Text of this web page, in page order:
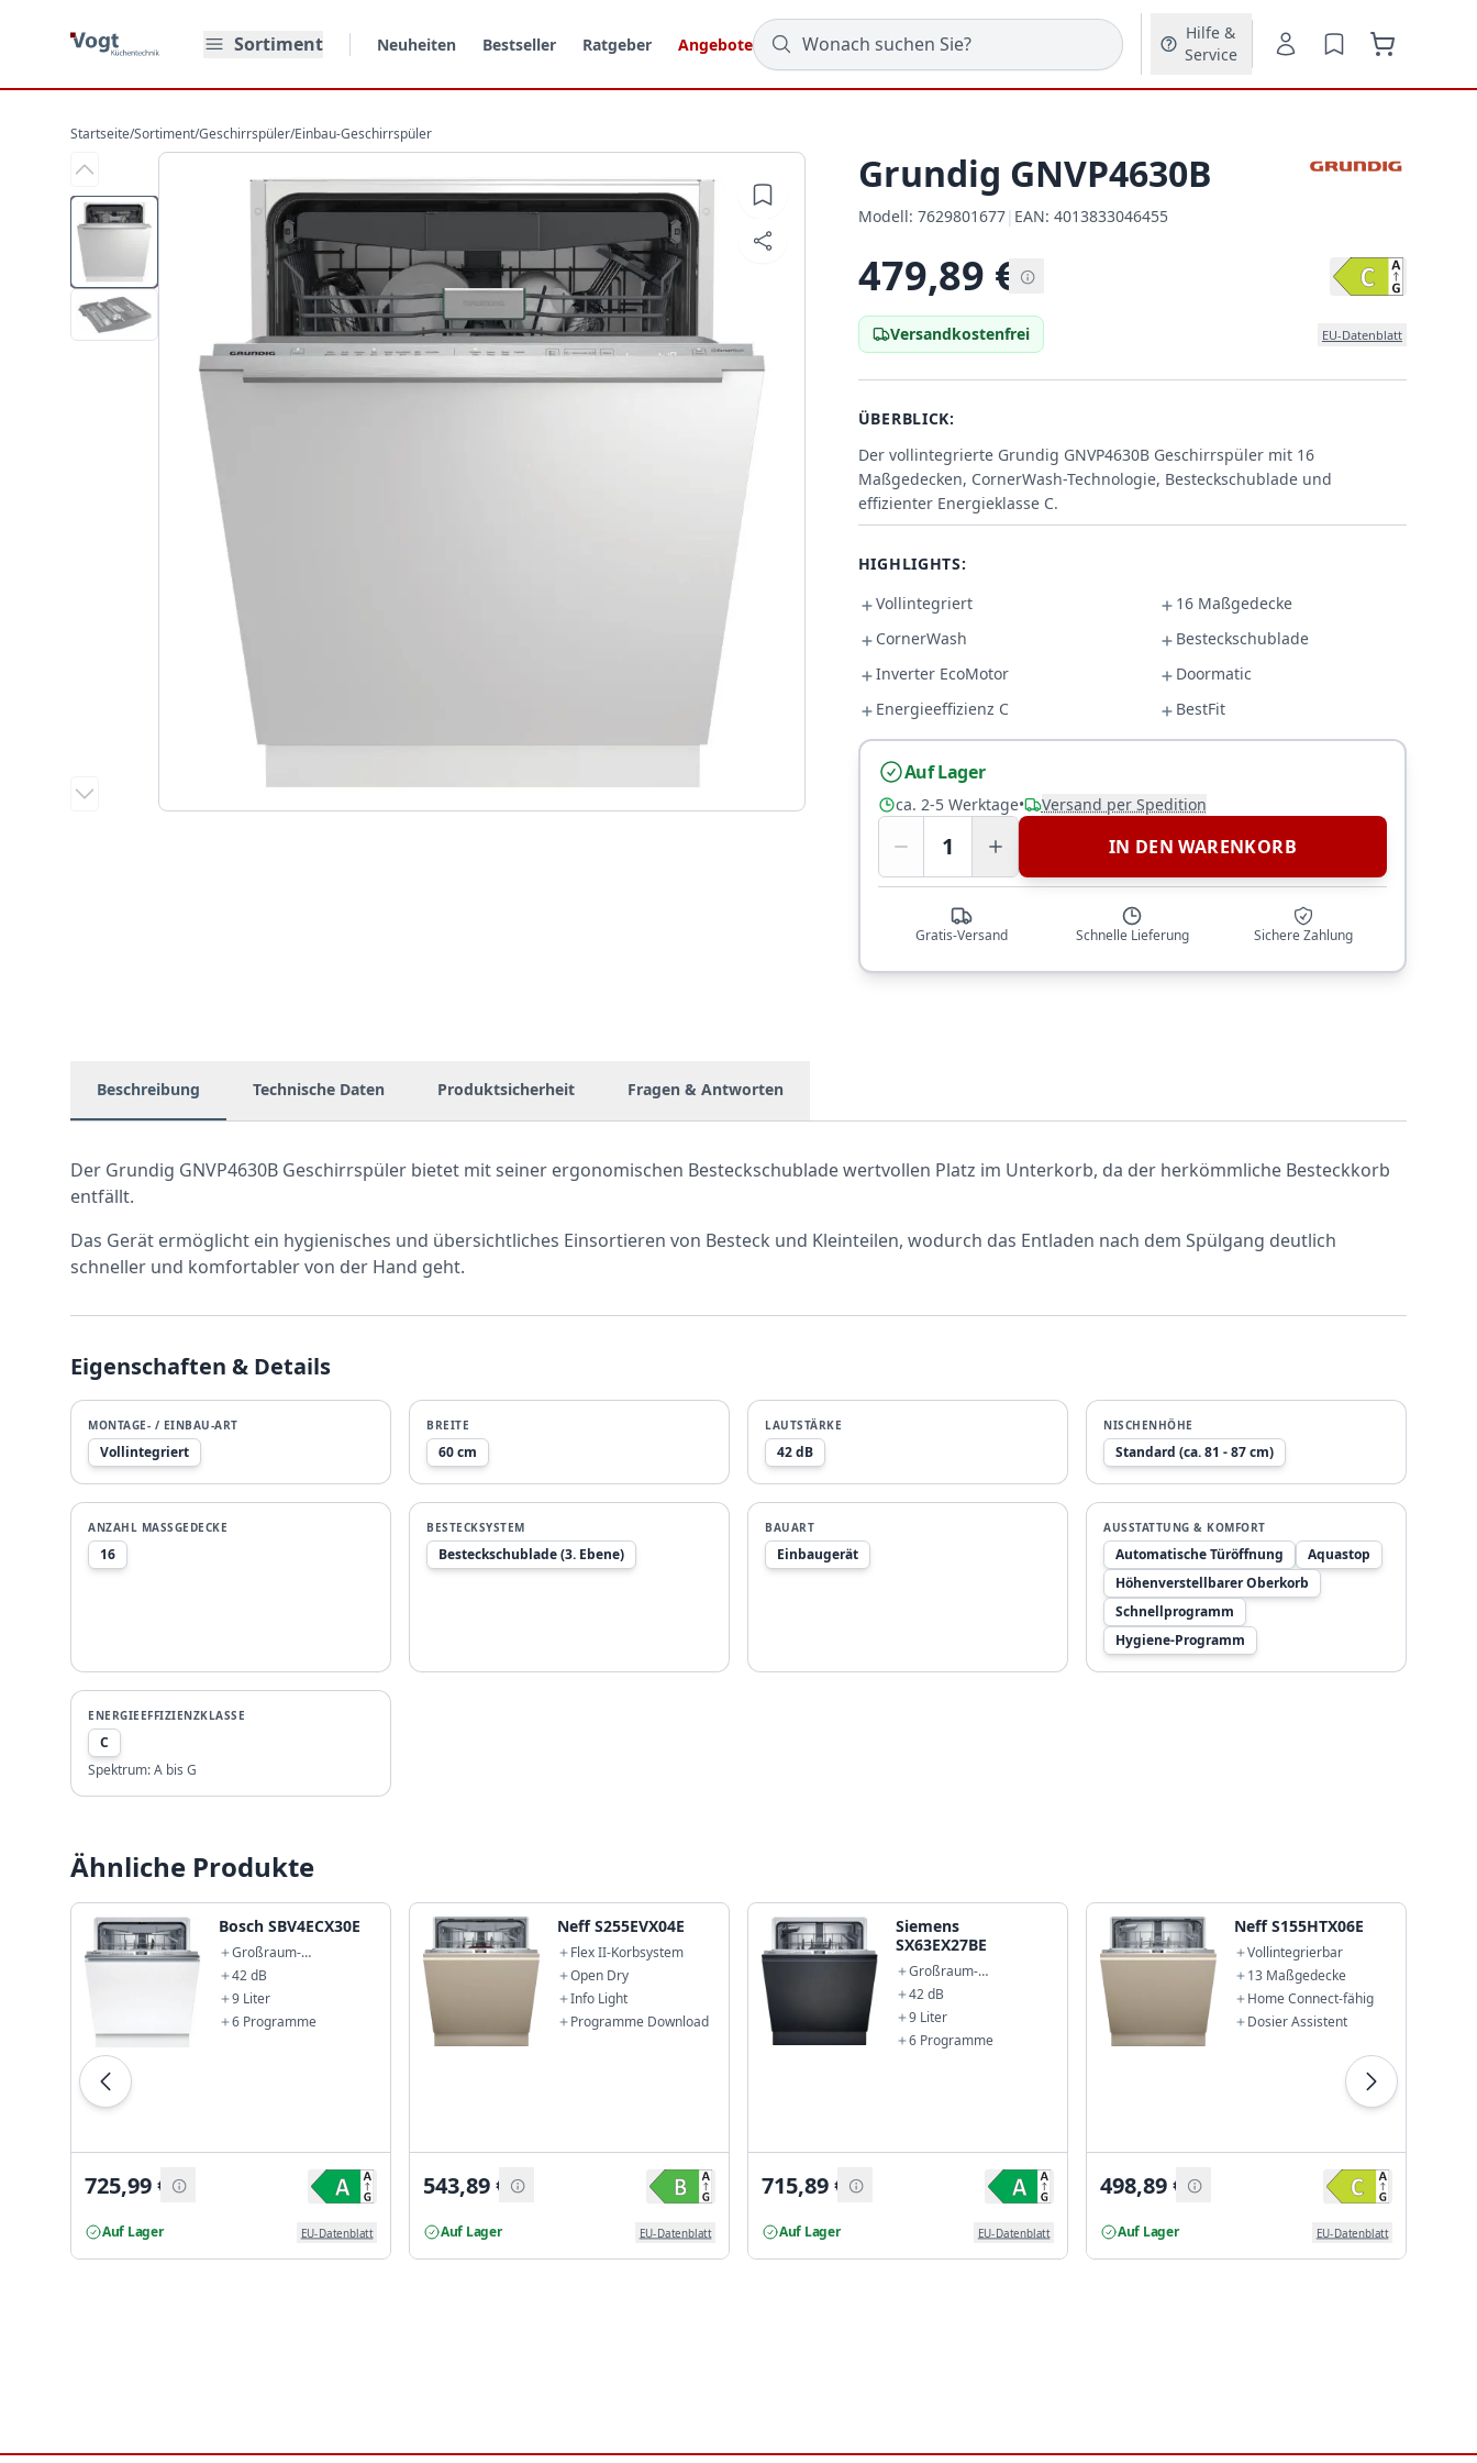
Sortiment
Neuheiten Bestseller Ratgeber Angebote
Hilfe &
Service
Startseite/Sortiment/Geschirrspüler/Einbau-Geschirrspüler
Grundig GNVP4630B
Modell:
Modell: 7629801677|EAN:
EAN: 4013833046455
479,89 €
Versandkostenfrei EU-Datenblatt
ÜBERBLICK:
Der vollintegrierte Grundig GNVP4630B Geschirrspüler mit 16
Maßgedecken, CornerWash-Technologie, Besteckschublade und
effizienter Energieklasse C.
HIGHLIGHTS:
Vollintegriert
16 Maßgedecke
CornerWash
Besteckschublade
Inverter EcoMotor
Doormatic
Energieeffizienz C
BestFit
Auf Lager
ca. 2-5 Werktage• Versand per Spedition
1 IN DEN WARENKORB
Gratis-Versand Schnelle Lieferung Sichere Zahlung
Beschreibung Technische Daten Produktsicherheit Fragen & Antworten
Der Grundig GNVP4630B Geschirrspüler bietet mit seiner ergonomischen Besteckschublade wertvollen Platz im Unterkorb, da der herkömmliche Besteckkorb
entfällt.
Das Gerät ermöglicht ein hygienisches und übersichtliches Einsortieren von Besteck und Kleinteilen, wodurch das Entladen nach dem Spülgang deutlich
schneller und komfortabler von der Hand geht.
Eigenschaften & Details
MONTAGE- / EINBAU-ART
Vollintegriert
BREITE
60 cm
LAUTSTÄRKE
42 dB
NISCHENHÖHE
Standard (ca. 81 - 87 cm)
ANZAHL MASSGEDECKE
16
BESTECKSYSTEM
Besteckschublade (3. Ebene)
BAUART
Einbaugerät
AUSSTATTUNG & KOMFORT
Automatische Türöffnung
Aquastop
Höhenverstellbarer Oberkorb
Schnellprogramm
Hygiene-Programm
ENERGIEEFFIZIENZKLASSE
C
Spektrum:A bis G
Ähnliche Produkte
Bosch SBV4ECX30E
Großraum-
Geschirrspüler
42 dB
9 Liter
6 Programme
725,99€
Auf Lager EU-Datenblatt
Neff S255EVX04E
Flex II-Korbsystem
Open Dry
Info Light
Programme Download
543,89€
Auf Lager EU-Datenblatt
Siemens
SX63EX27BE
Großraum-
Geschirrspüler
42 dB
9 Liter
6 Programme
715,89€
Auf Lager EU-Datenblatt
Neff S155HTX06E
Vollintegrierbar
13 Maßgedecke
Home Connect-fähig
Dosier Assistent
498,89€
Auf Lager EU-Datenblatt